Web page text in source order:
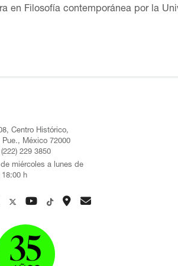
en Filosofía contemporánea por la
clases de arte, filosofía y estética
como curadora pedagógica en la
Internacional de Arte
Amparo, Mónica Amieva ha impartido
Contemporáneo, CIACO (2018)
Centro Histórico,
Pue., México 72000
(222) 229 3850
miércoles a lunes de
18:00 h